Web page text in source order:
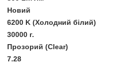
Новий
6200 K (Холодний білий)
30000 г.
Прозорий (Clear)
7.28